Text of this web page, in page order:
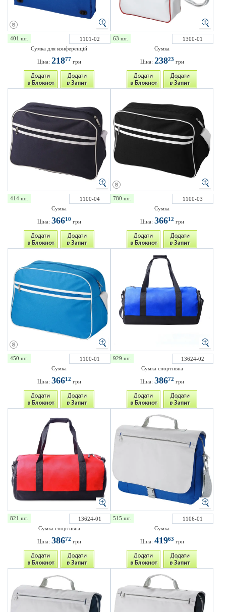
401 шт.
1101-02
Сумка для конференцій
Ціна: 21877 грн
63 шт.
1300-01
Сумка
Ціна: 23823 грн
414 шт.
1100-04
Сумка
Ціна: 36610 грн
780 шт.
1100-03
Сумка
Ціна: 36612 грн
450 шт.
1100-01
Сумка
Ціна: 36612 грн
929 шт.
13624-02
Сумка спортивна
Ціна: 38672 грн
821 шт.
13624-01
Сумка спортивна
Ціна: 38672 грн
515 шт.
1106-01
Сумка
Ціна: 41963 грн